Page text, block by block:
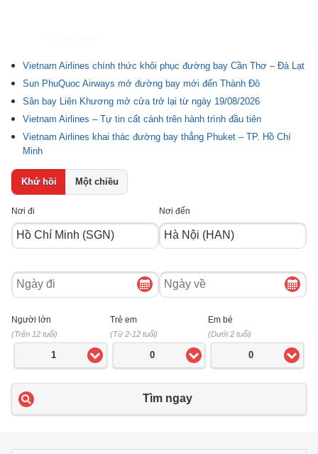
Vietnam Airlines chính thức khôi phục đường bay Cần Thơ – Đà Lạt
Sun PhuQuoc Airways mở đường bay mới đến Thành Đô
Sân bay Liên Khương mở cửa trở lại từ ngày 19/08/2026
Vietnam Airlines – Tự tin cất cánh trên hành trình đầu tiên
Vietnam Airlines khai thác đường bay thẳng Phuket – TP. Hồ Chí
Minh
Khứ hồi Một chiều
Nơi đi Nơi đến
Ngày
đi
Ngày
về
Người lớn
(Trên 12 tuổi)
1
Trẻ em
(Từ 2-12 tuổi)
0
Em bé
(Dưới 2 tuổi)
0
Tìm ngay